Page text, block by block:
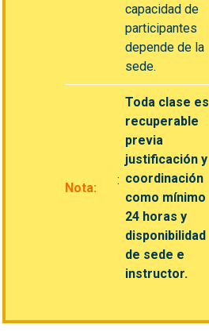
capacidad de
participantes
depende de la
sede.
Nota:
Toda clase es
recuperable
previa
justificación y
coordinación
como mínimo
24 horas y
disponibilidad
de sede e
instructor.